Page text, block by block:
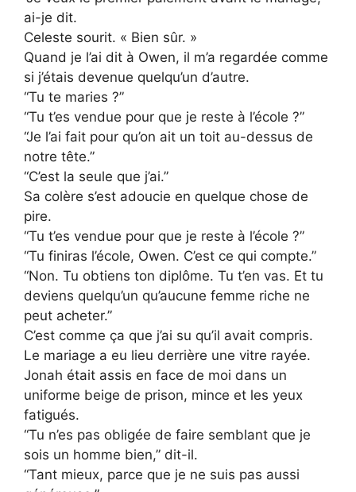
ai-je dit.
Celeste sourit. « Bien sûr. »
Quand je l’ai dit à Owen, il m’a regardée comme
si j’étais devenue quelqu’un d’autre.
“Tu te maries ?”
“Tu t’es vendue pour que je reste à l’école ?”
“Je l’ai fait pour qu’on ait un toit au-dessus de
notre tête.”
“C’est la seule que j’ai.”
Sa colère s’est adoucie en quelque chose de
pire.
“Tu t’es vendue pour que je reste à l’école ?”
“Tu finiras l’école, Owen. C’est ce qui compte.”
“Non. Tu obtiens ton diplôme. Tu t’en vas. Et tu
deviens quelqu’un qu’aucune femme riche ne
peut acheter.”
C’est comme ça que j’ai su qu’il avait compris.
Le mariage a eu lieu derrière une vitre rayée.
Jonah était assis en face de moi dans un
uniforme beige de prison, mince et les yeux
fatigués.
“Tu n’es pas obligée de faire semblant que je
sois un homme bien,” dit-il.
“Tant mieux, parce que je ne suis pas aussi